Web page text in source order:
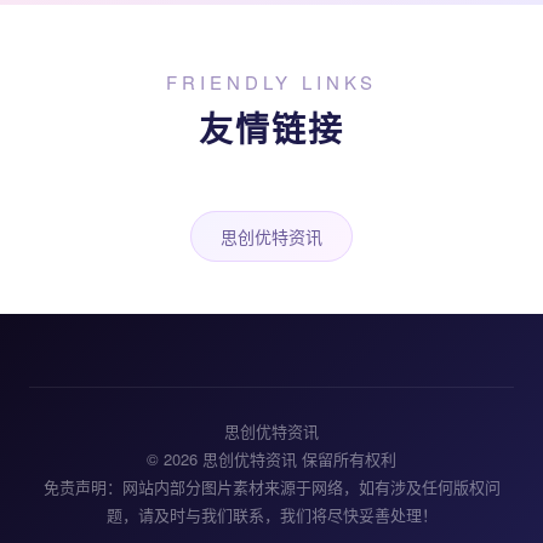
FRIENDLY LINKS
友情链接
思创优特资讯
思创优特资讯
© 2026 思创优特资讯 保留所有权利
免责声明：网站内部分图片素材来源于网络，如有涉及任何版权问
题，请及时与我们联系，我们将尽快妥善处理！